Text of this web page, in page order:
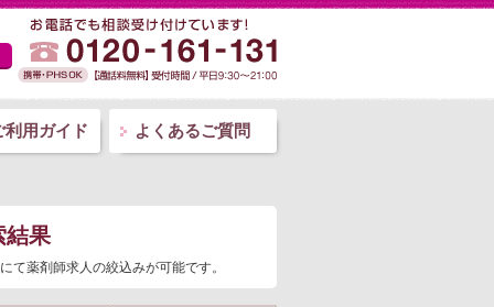
利用ガイド よくあるご質問
結果
て薬剤師求人の絞込みが可能です。